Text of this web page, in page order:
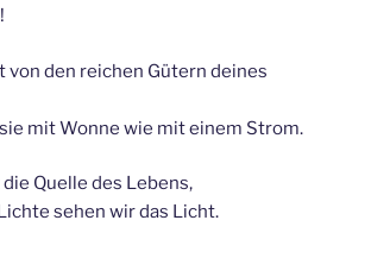
von den reichen Gütern deines
mit Wonne wie mit einem Strom.
Quelle des Lebens,
sehen wir das Licht.